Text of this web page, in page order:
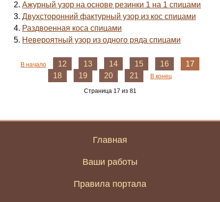
Ажурный узор на основе резинки 1 на 1 спицами
Двухсторонний фактурный узор из кос спицами
Раздвоенная коса спицами
Невероятный узор из одного ряда спицами
В начало 12 13 14 15 16
17
18
19 20 21 В конец
Страница 17 из 81
Главная
Ваши работы
Правила портала